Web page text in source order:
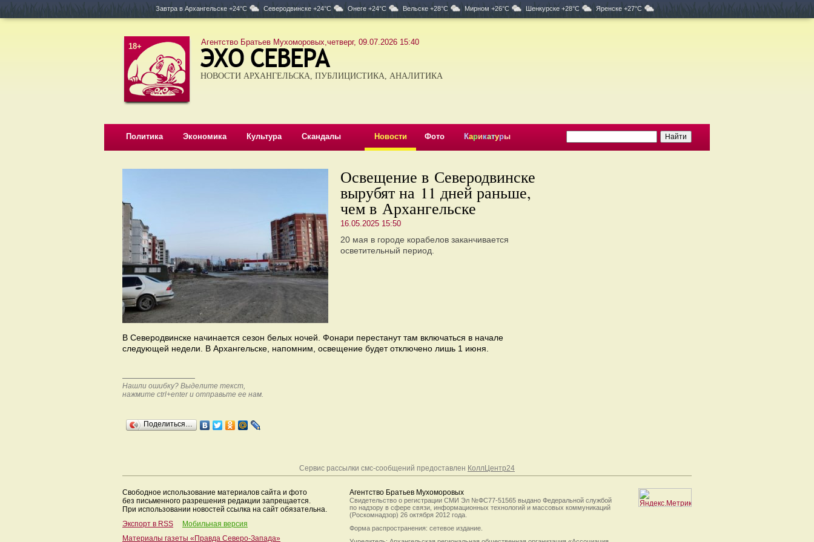
Завтра в Архангельске +24°C Северодвинске +24°C Онеге +24°C Вельске +28°C Мирном +26°C Шенкурске +28°C Яренске +27°C
18+ Агентство Братьев Мухоморовых,четверг, 09.07.2026 15:40
НОВОСТИ АРХАНГЕЛЬСКА, ПУБЛИЦИСТИКА, АНАЛИТИКА
Политика Экономика Культура Скандалы Новости Фото Карикатуры
Освещение в Северодвинске
вырубят на 11 дней раньше,
чем в Архангельске
16.05.2025 15:50
20 мая в городе корабелов заканчивается
осветительный период.
В Северодвинске начинается сезон белых ночей. Фонари перестанут там включаться в начале
следующей недели. В Архангельске, напомним, освещение будет отключено лишь 1 июня.
Нашли ошибку? Выделите текст,
нажмите ctrl+enter и отправьте ее нам.
Поделиться…
Сервис рассылки смс-сообщений предоставлен КоллЦентр24
Свободное использование материалов сайта и фото
без письменного разрешения редакции запрещается.
При использовании новостей ссылка на сайт обязательна.
Экспорт в RSS
Мобильная версия
Материалы газеты «Правда Северо-Запада»
Агентство Братьев Мухоморовых
Свидетельство о регистрации СМИ Эл №ФС77-51565 выдано Федеральной службой
по надзору в сфере связи, информационных технологий и массовых коммуникаций
(Роскомнадзор) 26 октября 2012 года.
Форма распространения: сетевое издание.